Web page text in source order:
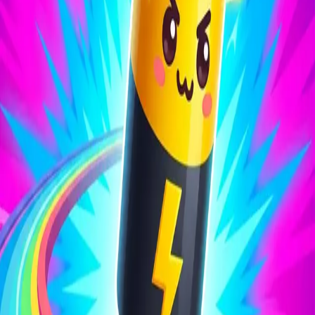
Battery Run 3D
4.27
Sword Play